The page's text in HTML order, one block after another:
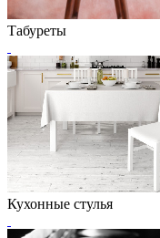
Табуреты
Кухонные стулья